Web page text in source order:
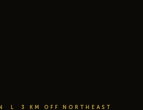
L 3 KM OFF NORTHEAST